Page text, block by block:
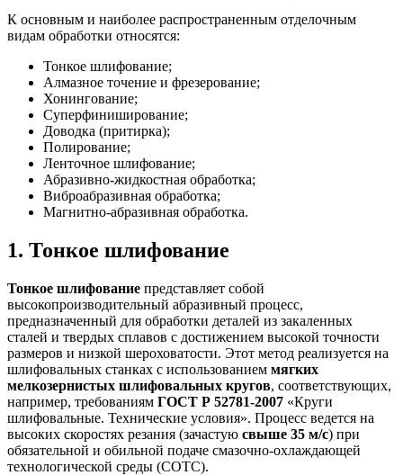
К основным и наиболее распространенным отделочным
видам обработки относятся:
Тонкое шлифование;
Алмазное точение и фрезерование;
Хонингование;
Суперфиниширование;
Доводка (притирка);
Полирование;
Ленточное шлифование;
Абразивно-жидкостная обработка;
Виброабразивная обработка;
Магнитно-абразивная обработка.
1. Тонкое шлифование
Тонкое шлифование представляет собой
высокопроизводительный абразивный процесс,
предназначенный для обработки деталей из закаленных
сталей и твердых сплавов с достижением высокой точности
размеров и низкой шероховатости. Этот метод реализуется на
шлифовальных станках с использованием мягких
мелкозернистых шлифовальных кругов, соответствующих,
например, требованиям ГОСТ Р 52781-2007 «Круги
шлифовальные. Технические условия». Процесс ведется на
высоких скоростях резания (зачастую свыше 35 м/с) при
обязательной и обильной подаче смазочно-охлаждающей
технологической среды (СОТС).